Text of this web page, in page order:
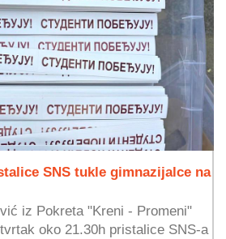
SNS tukle gimnazijalce na
iz Pokreta "Kreni - Promeni"
oko 21.30h pristalice SNS-a